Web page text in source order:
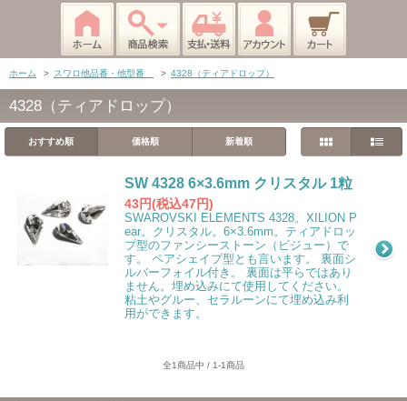
ホーム > スワロ他品番・他型番 > 4328（ティアドロップ）
4328（ティアドロップ）
おすすめ順 価格順 新着順
SW 4328 6×3.6mm クリスタル 1粒
43円(税込47円)
SWAROVSKI ELEMENTS 4328。XILION P
ear。クリスタル。6×3.6mm。ティアドロッ
プ型のファンシーストーン（ビジュー）で
す。 ペアシェイプ型とも言います。 裏面シ
ルバーフォイル付き。 裏面は平らではあり
ません。埋め込みにて使用してください。
粘土やグルー、セラルーンにて埋め込み利
用ができます。
全1商品中 / 1-1商品